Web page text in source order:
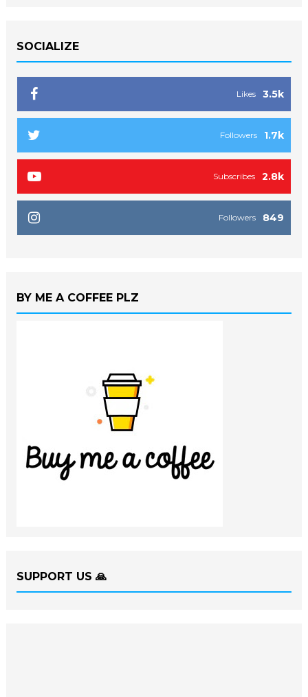
SOCIALIZE
3.5k
Likes
1.7k
Followers
2.8k
Subscribes
849
Followers
BY ME A COFFEE PLZ
SUPPORT US 🙏